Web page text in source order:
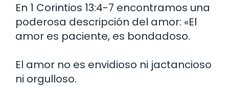
En 1 Corintios 13:4-7 encontramos una
poderosa descripción del amor: «El
amor es paciente, es bondadoso.
El amor no es envidioso ni jactancioso
ni orgulloso.